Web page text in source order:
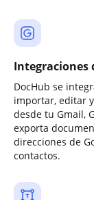
Integraciones
DocHub se
importar, editar
desde tu Gmail,
exporta
direcciones de
contactos.